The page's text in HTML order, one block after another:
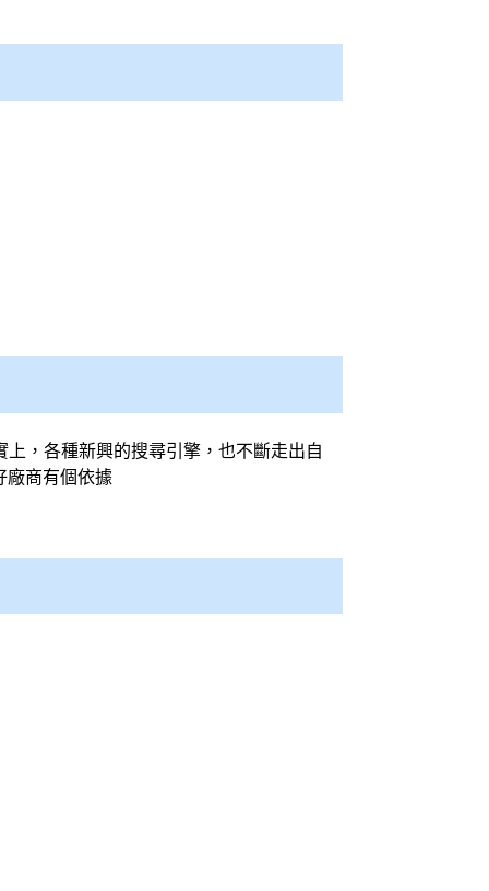
上，各種新興的搜尋引擎，也不斷走出自
廠商有個依據